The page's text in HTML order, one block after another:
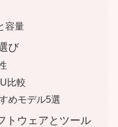
容量
び
比較
めモデル5選
トウェアとツール